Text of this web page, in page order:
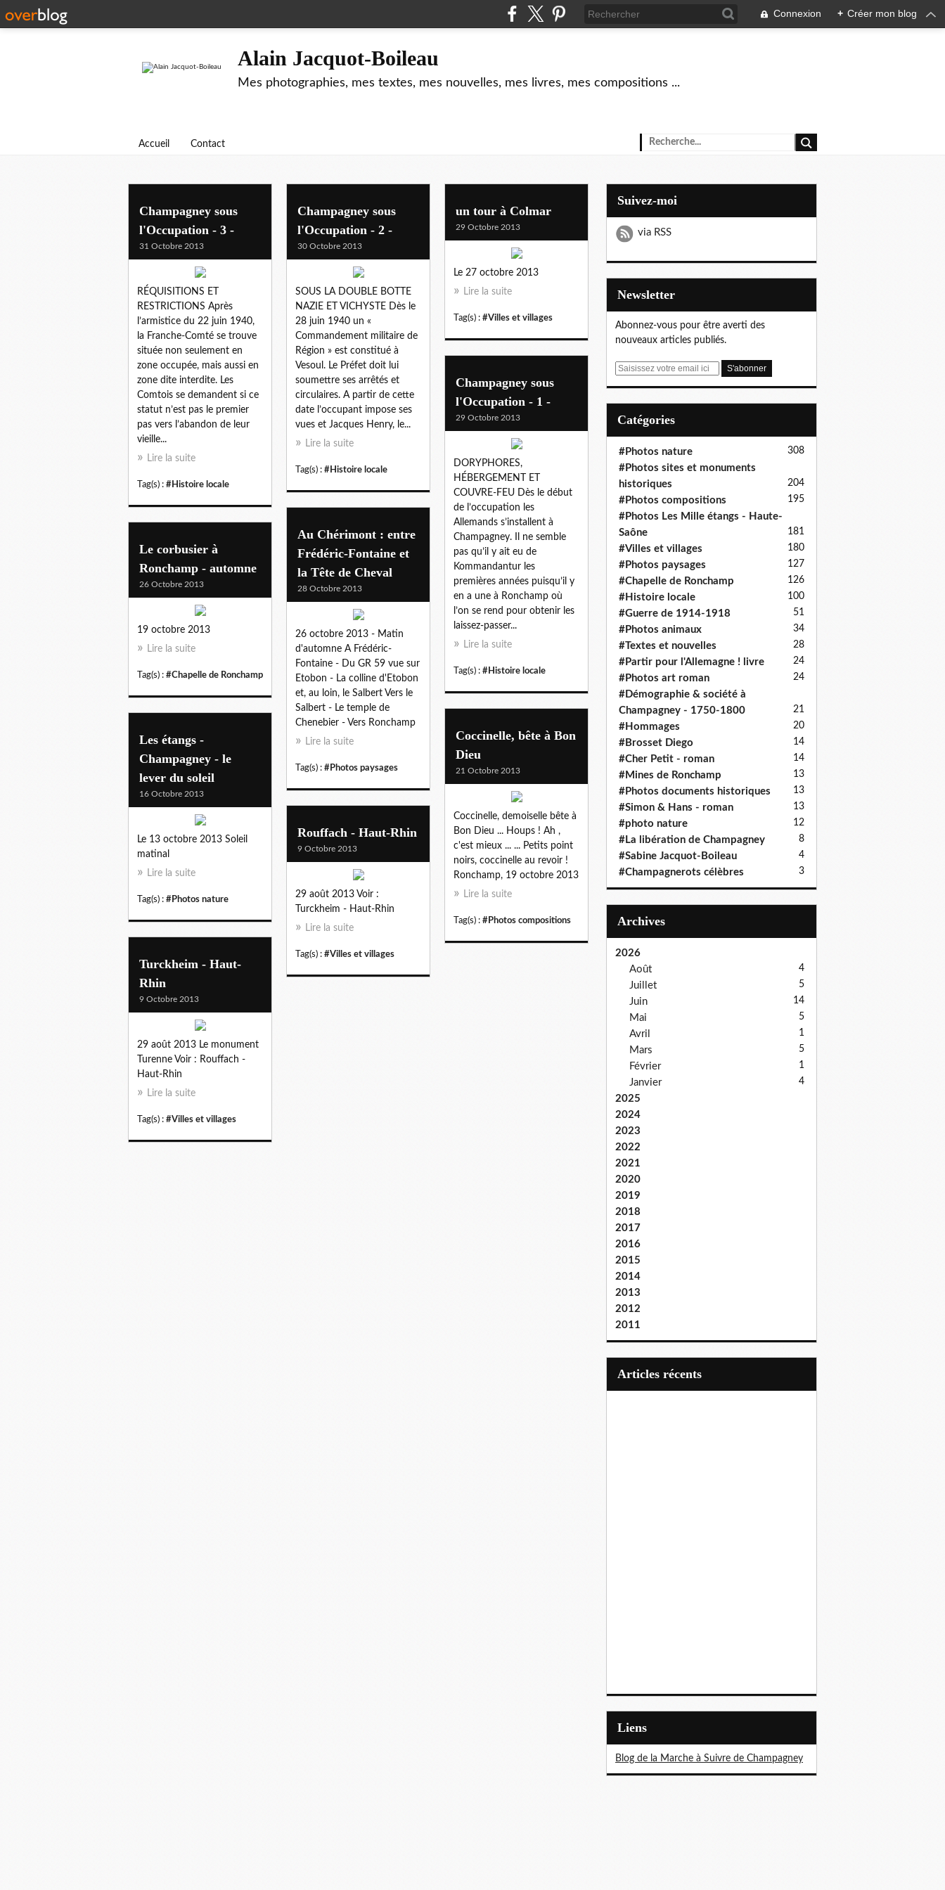
Connexion + Créer mon blog
Alain Jacquot-Boileau
Mes photographies, mes textes, mes nouvelles, mes livres, mes compositions ...
Accueil Contact
Champagney sous
l'Occupation - 3 -
31 Octobre 2013
RÉQUISITIONS ET
RESTRICTIONS Après
l’armistice du 22 juin 1940,
la Franche‑Comté se trouve
située non seulement en
zone occupée, mais aussi en
zone dite interdite. Les
Comtois se demandent si ce
statut n’est pas le premier
pas vers l’abandon de leur
vieille...
Lire la suite
Tag(s) : #Histoire locale
Champagney sous
l'Occupation - 2 -
30 Octobre 2013
SOUS LA DOUBLE BOTTE
NAZIE ET VICHYSTE Dès le
28 juin 1940 un «
Commandement militaire de
Région » est constitué à
Vesoul. Le Préfet doit lui
soumettre ses arrêtés et
circulaires. A partir de cette
date l’occupant impose ses
vues et Jacques Henry, le...
Lire la suite
Tag(s) : #Histoire locale
un tour à Colmar
29 Octobre 2013
Le 27 octobre 2013
Lire la suite
Tag(s) : #Villes et villages
Champagney sous
l'Occupation - 1 -
29 Octobre 2013
DORYPHORES,
HÉBERGEMENT ET
COUVRE‑FEU Dès le début
de l’occupation les
Allemands s’installent à
Champagney. Il ne semble
pas qu’il y ait eu de
Kommandantur les
premières années puisqu’il y
en a une à Ronchamp où
l’on se rend pour obtenir les
laissez‑passer...
Lire la suite
Tag(s) : #Histoire locale
Au Chérimont : entre
Frédéric-Fontaine et
la Tête de Cheval
28 Octobre 2013
26 octobre 2013 - Matin
d'automne A Frédéric-
Fontaine - Du GR 59 vue sur
Etobon - La colline d'Etobon
et, au loin, le Salbert Vers le
Salbert - Le temple de
Chenebier - Vers Ronchamp
Lire la suite
Tag(s) : #Photos paysages
Le corbusier à
Ronchamp - automne
26 Octobre 2013
19 octobre 2013
Lire la suite
Tag(s) : #Chapelle de Ronchamp
Coccinelle, bête à Bon
Dieu
21 Octobre 2013
Coccinelle, demoiselle bête à
Bon Dieu ... Houps ! Ah ,
c'est mieux ... ... Petits point
noirs, coccinelle au revoir !
Ronchamp, 19 octobre 2013
Lire la suite
Tag(s) : #Photos compositions
Les étangs -
Champagney - le
lever du soleil
16 Octobre 2013
Le 13 octobre 2013 Soleil
matinal
Lire la suite
Tag(s) : #Photos nature
Rouffach - Haut-Rhin
9 Octobre 2013
29 août 2013 Voir :
Turckheim - Haut-Rhin
Lire la suite
Tag(s) : #Villes et villages
Turckheim - Haut-
Rhin
9 Octobre 2013
29 août 2013 Le monument
Turenne Voir : Rouffach -
Haut-Rhin
Lire la suite
Tag(s) : #Villes et villages
Suivez-moi
via RSS
Newsletter
Abonnez-vous pour être averti des
nouveaux articles publiés.
E
Catégories
#Photos nature 308
#Photos sites et monuments
historiques
204
#Photos compositions 195
#Photos Les Mille étangs - Haute-
Saône
181
#Villes et villages 180
#Photos paysages 127
#Chapelle de Ronchamp 126
#Histoire locale 100
#Guerre de 1914-1918 51
#Photos animaux 34
#Textes et nouvelles 28
#Partir pour l'Allemagne ! livre 24
#Photos art roman 24
#Démographie & société à
Champagney - 1750-1800
21
#Hommages 20
#Brosset Diego 14
#Cher Petit - roman 14
#Mines de Ronchamp 13
#Photos documents historiques 13
#Simon & Hans - roman 13
#photo nature 12
#La libération de Champagney 8
#Sabine Jacquot-Boileau 4
#Champagnerots célèbres 3
Archives
2026
Août
4
Juillet 5
Juin 14
Mai 5
Avril 1
Mars 5
Février 1
Janvier 4
2025
2024
2023
2022
2021
2020
2019
2018
2017
2016
2015
2014
2013
2012
2011
articles récents
Liens
Blog de la Marche à Suivre de Champagney